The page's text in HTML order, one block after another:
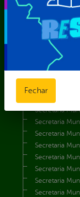
Obras e
Procuradoria
Secretaria de
Secretaria de
Secretaria de
Secretaria
Secretaria
Secretaria
Secretaria
Secretaria
Secretaria
Secretaria
Secretaria
Secretaria
Secretaria
Fechar